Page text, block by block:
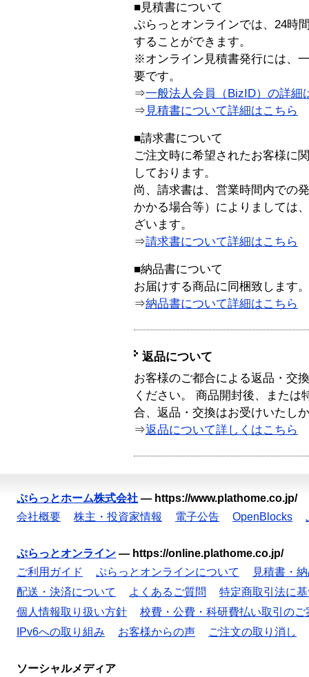
■見積書について
ぷらっとオンラインでは、24時
することができます。
※オンライン見積書発行には、
要です。
⇒一般法人会員（BizID）の詳細
⇒ 見積書について詳細はこちら
■請求書について
ご注文時に希望されたお客様に
しております。
尚、請求書は、営業時間内での
かかる場合等）によりましては
ざいます。
⇒請求書について詳細はこちら
■納品書について
お届けする商品に同梱致します。
⇒納品書について詳細はこちら
返品について
お客様のご都合による返品・交
ください。 商品開封後、または
合、返品・交換はお受けいたし
⇒返品について詳しくはこちら
ぷらっとホーム株式会社 — https://www.plathome.co.jp/
会社概要
株主・投資家情報 電子公告 OpenBlocks
ぷらっとオンライン — https://online.plathome.co.jp/
ご利用ガイド
ぷらっとオンラインについて
見積書・
配送・決済について
よくあるご質問
特定商取引法に
個人情報取り扱い方針
校費・公費・科研費払い取引のご
IPv6への取り組み
お客様からの声 ご注文の取り消し
ソーシャルメディア